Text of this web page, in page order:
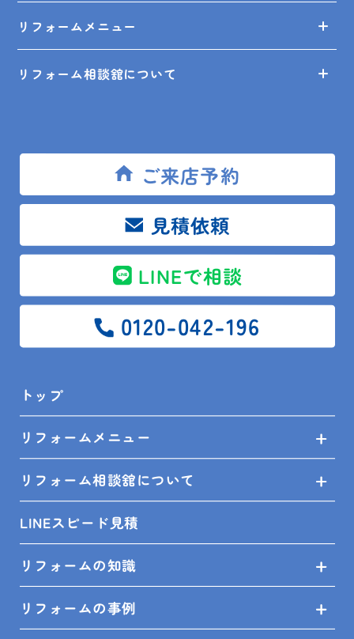
トップ
リフォームメニュー
リフォーム相談舘について
LINEスピード見積
リフォームの知識
リフォームの事例
ご来店予約
見積依頼
LINEで相談
0120-042-196
リフォームメニュー
リフォーム相談舘について
リフォームの知識
リフォームの事例
ショールーム来店予約
無料見積依頼
お問い合せ
プライバシーポリシー
SHOP INFO
木更津店 〒292-0055
館山店 〒294-0054 館山市湊510-1
鴨川店 〒296-0001